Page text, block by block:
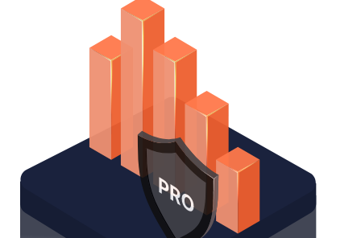
Надстройка Excel
Получить доступ